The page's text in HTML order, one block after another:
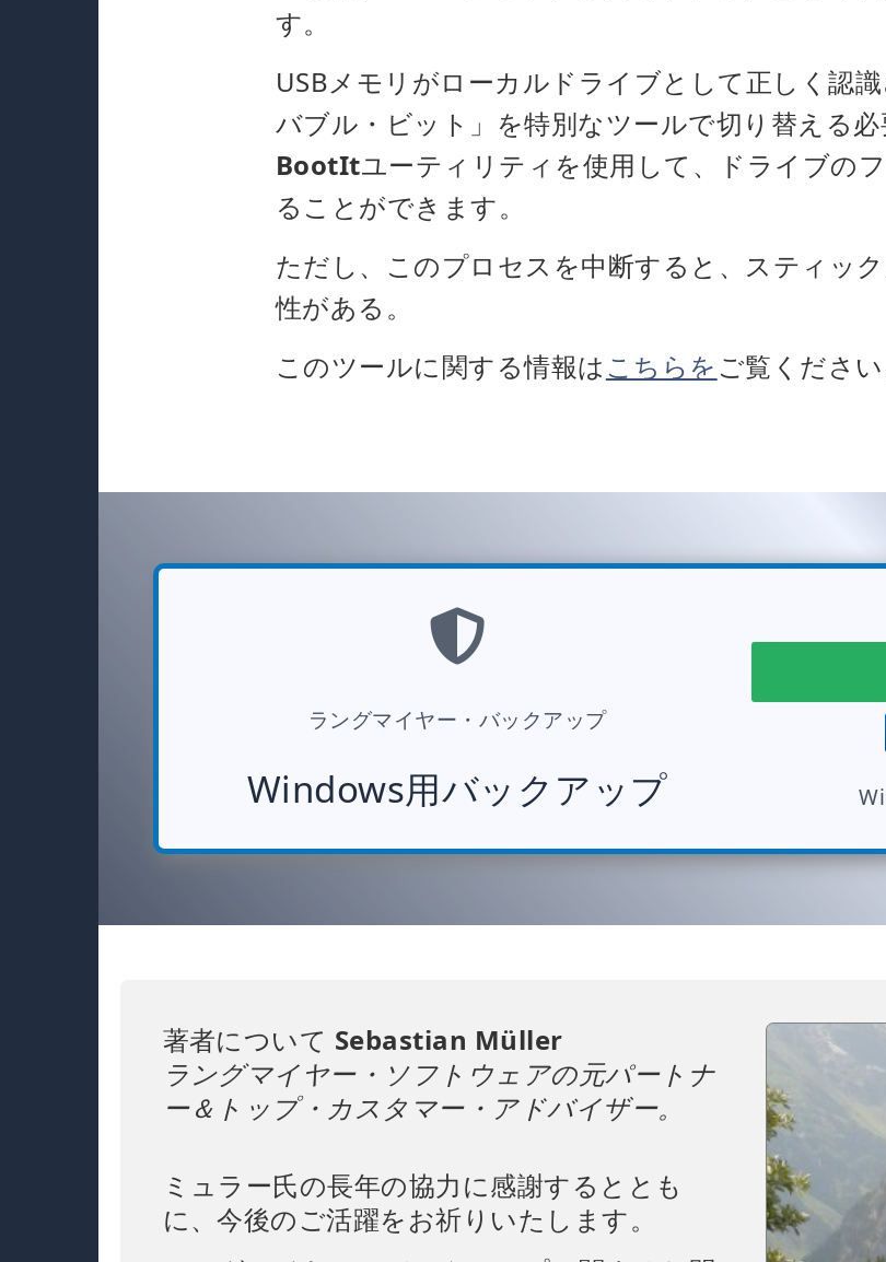
す。
USBメモリがローカルドライブとして正しく認
バブル・ビット」を特別なツールで切り替える必
BootItユーティリティを使用して、ドライブの
ることができます。
ただし、このプロセスを中断すると、スティッ
性がある。
このツールに関する情報は こちらをご覧ください
ラングマイヤー・バックアップ
Windows用バックアップ
著者について Sebastian Müller
ラングマイヤー・ソフトウェアの元パートナ
ー＆トップ・カスタマー・アドバイザー。
ミュラー氏の長年の協力に感謝するととも
に、今後のご活躍をお祈りいたします。